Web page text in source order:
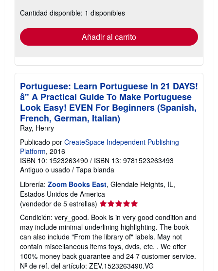
las
tarifas
envío
Cantidad disponible: 1 disponibles
Añadir al carrito
Portuguese: Learn Portuguese In 21 DAYS!
â" A Practical Guide To Make Portuguese
Look Easy! EVEN For Beginners (Spanish,
French, German, Italian)
Ray, Henry
Publicado por CreateSpace Independent Publishing
Platform, 2016
ISBN 10: 1523263490 / ISBN 13: 9781523263493
Antiguo o usado / Tapa blanda
Librería: Zoom Books East, Glendale Heights, IL,
Estados Unidos de America
(vendedor de 5 estrellas) Calificación
del
vendedor:
5
de
5
estrellas
Condición: very_good. Book is in very good condition and
may include minimal underlining highlighting. The book
can also include "From the library of" labels. May not
contain miscellaneous items toys, dvds, etc. . We offer
100% money back guarantee and 24 7 customer service.
Nº de ref. del artículo: ZEV.1523263490.VG